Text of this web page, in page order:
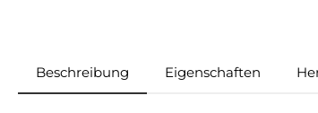
Beschreibung Eigenschaften